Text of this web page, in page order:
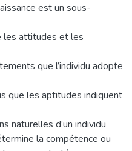
est un sous-
les attitudes et les
que l’individu adopte
que les aptitudes indiquent
naturelles d’un individu
la compétence ou